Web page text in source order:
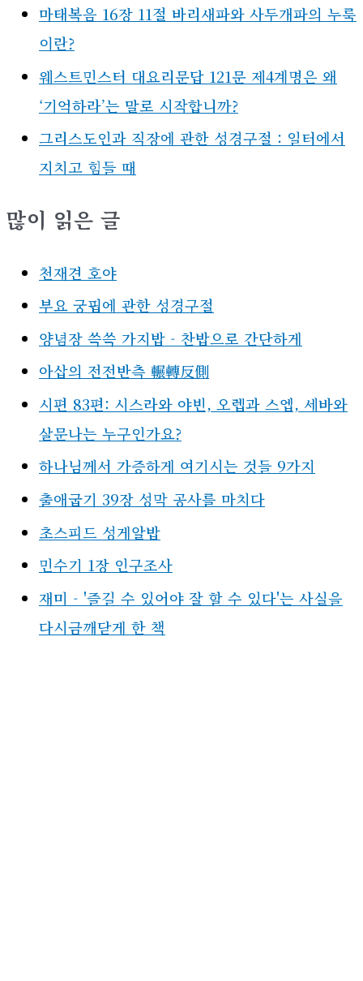
마태복음 16장 11절 바리새파와 사두개파의 누룩
이란?
웨스트민스터 대요리문답 121문 제4계명은 왜
‘기억하라’는 말로 시작합니까?
그리스도인과 직장에 관한 성경구절 : 일터에서
지치고 힘들 때
많이 읽은 글
천재견 호야
부요 궁핍에 관한 성경구절
양념장 쓱쓱 가지밥 - 찬밥으로 간단하게
아삽의 전전반측 輾轉反側
시편 83편: 시스라와 야빈, 오렙과 스엡, 세바와
살문나는 누구인가요?
하나님께서 가증하게 여기시는 것들 9가지
출애굽기 39장 성막 공사를 마치다
초스피드 성게알밥
민수기 1장 인구조사
재미 - '즐길 수 있어야 잘 할 수 있다'는 사실을
다시금깨닫게 한 책